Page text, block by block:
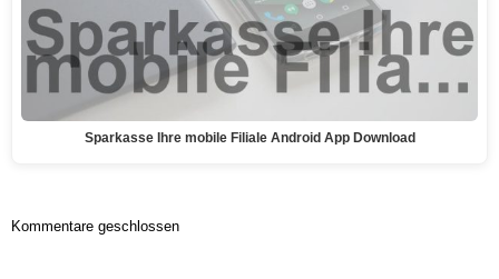
Sparkasse Ihre mobile Filiale Android App Download
Kommentare geschlossen